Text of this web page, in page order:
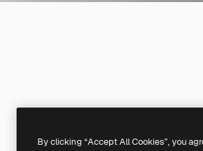
By clicking “Accept All Cookies”, you